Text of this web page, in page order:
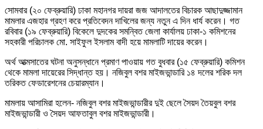
সোমবার (২০ ফেব্রুয়ারি) ঢাকা মহানগর দায়রা জজ আদালতের বিচারক আছাদুজ্জামান
মামলার এজহার গ্রহণ করে প্রতিবেদন দাখিলের জন্য নতুন এ দিন ধার্য করেন। গত
রবিবার (১৯ ফেব্রুয়ারি) বিকেলে দুদকের সমন্বিত জেলা কার্যালয় ঢাকা-১ কমিশনের
সহকারী পরিচালক মো. সাইফুল ইসলাম বাদী হয়ে মামলাটি দায়ের করেন।
অর্থ আত্মসাতের ঘটনা অনুসন্ধানে প্রমাণ পাওয়ায় গত বুধবার (১৫ ফেব্রুয়ারি) কমিশন
থেকে মামলা দায়েরের সিদ্ধান্ত হয়। নজিবুল বশর মাইজভান্ডারি ১৪ দলের শরিক দল
তরিকত ফেডারেশনের চেয়ারম্যান।
মামলায় আসামিরা হলেন- নজিবুল বশর মাইজভান্ডারীর দুই ছেলে সৈয়দ তৈয়বুল বশর
মাইজভান্ডারী ও সৈয়দ আফতাবুল বশর মাইজভান্ডারী।